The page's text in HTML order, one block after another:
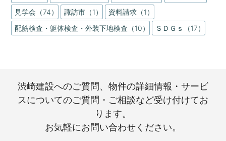
見学会（74）
諏訪市（1）
資料請求（1）
配筋検査・躯体検査・外装下地検査（10）
ＳＤＧｓ（17）
渋崎建設へのご質問、物件の詳細情報・サービ
スについてのご質問・ご相談など受け付けてお
ります。
お気軽にお問い合わせください。